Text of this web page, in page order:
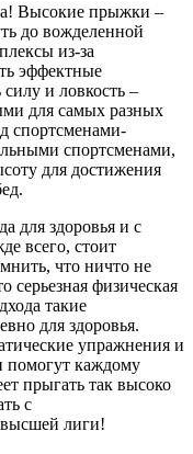
Высокие прыжки –
до вожделенной
из-за
эффектные
и ловкость –
для самых разных
спортсменами-
спортсменами,
для достижения
для здоровья и с
всего, стоит
что ничто не
серьезная физическая
такие
для здоровья.
упражнения и
помогут каждому
прыгать так высоко
с
лиги!